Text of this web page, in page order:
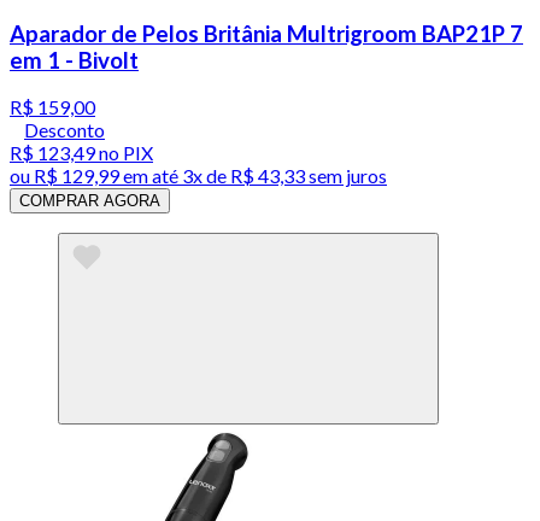
Aparador de Pelos Britânia Multrigroom BAP21P 7
em 1 - Bivolt
R$ 159,00
Desconto
R$ 123,49no PIX
ou R$ 129,99em até 3x de R$ 43,33 sem juros
COMPRAR AGORA